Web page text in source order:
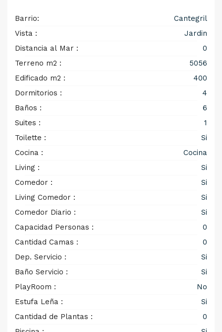
Barrio:
Cantegril
Vista :
Jardin
Distancia al Mar :
0
Terreno m2 :
5056
Edificado m2 :
400
Dormitorios :
4
Baños :
6
Suites :
1
Toilette :
Si
Cocina :
Cocina
Living :
Si
Comedor :
Si
Living Comedor :
Si
Comedor Diario :
Si
Capacidad Personas :
0
Cantidad Camas :
0
Dep. Servicio :
Si
Baño Servicio :
Si
PlayRoom :
No
Estufa Leña :
Si
Cantidad de Plantas :
0